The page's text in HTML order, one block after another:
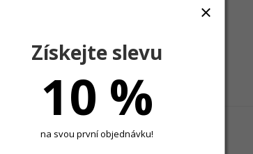
Získejte slevu
10 %
na svou první objednávku!